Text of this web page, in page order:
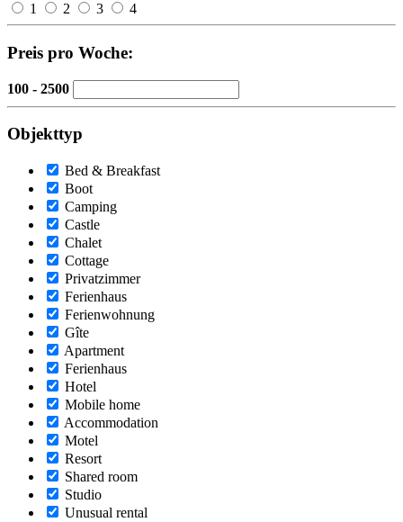
1 2 3 4
Preis pro Woche:
100 - 2500
Objekttyp
Bed & Breakfast
Boot
Camping
Castle
Chalet
Cottage
Privatzimmer
Ferienhaus
Ferienwohnung
Gîte
Apartment
Ferienhaus
Hotel
Mobile home
Accommodation
Motel
Resort
Shared room
Studio
Unusual rental